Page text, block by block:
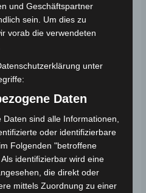
Bewertet
mit
vonIN DEN WARENKORB
und Geschäftspartner
sein. Um dies zu
vorab die verwendeten
unter
Daten
sind alle Informationen,
oder identifizierbare
Folgenden "betroffene
identifizierbar wird eine
die direkt oder
mittels Zuordnung zu einer